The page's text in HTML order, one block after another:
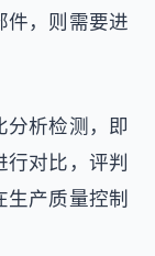
件，则需要进
分析检测，即
行对比，评判
生产质量控制